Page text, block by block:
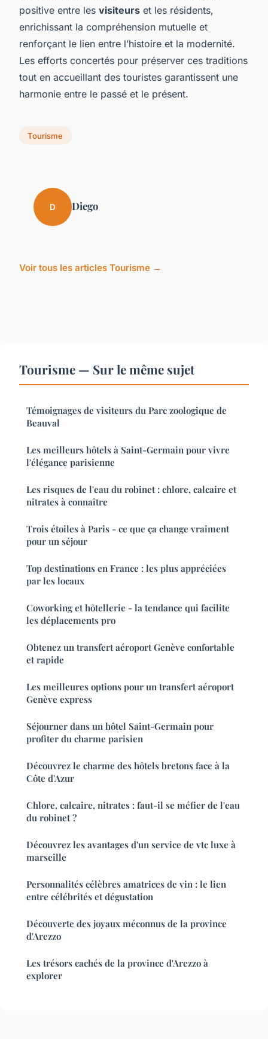
positive entre les visiteurs et les résidents,
enrichissant la compréhension mutuelle et
renforçant le lien entre l’histoire et la modernité.
Les efforts concertés pour préserver ces traditions
tout en accueillant des touristes garantissent une
harmonie entre le passé et le présent.
Tourisme
D Diego
Voir tous les articles Tourisme →
Tourisme — Sur le même sujet
Témoignages de visiteurs du Parc zoologique de
Beauval
Les meilleurs hôtels à Saint-Germain pour vivre
l'élégance parisienne
Les risques de l'eau du robinet : chlore, calcaire et
nitrates à connaître
Trois étoiles à Paris - ce que ça change vraiment
pour un séjour
Top destinations en France : les plus appréciées
par les locaux
Coworking et hôtellerie - la tendance qui facilite
les déplacements pro
Obtenez un transfert aéroport Genève confortable
et rapide
Les meilleures options pour un transfert aéroport
Genève express
Séjourner dans un hôtel Saint-Germain pour
profiter du charme parisien
Découvrez le charme des hôtels bretons face à la
Côte d'Azur
Chlore, calcaire, nitrates : faut-il se méfier de l'eau
du robinet ?
Découvrez les avantages d'un service de vtc luxe à
marseille
Personnalités célèbres amatrices de vin : le lien
entre célébrités et dégustation
Découverte des joyaux méconnus de la province
d'Arezzo
Les trésors cachés de la province d'Arezzo à
explorer